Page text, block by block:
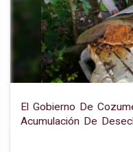
El Gobierno De
Acumulación De